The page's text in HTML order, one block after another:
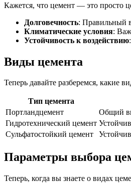
Кажется, что цемент — это просто
Долговечность: Правильный
Климатические условия:
Устойчивость к воздействию
Виды цемента
Теперь давайте разберемся, какие
Тип цемента
Портландцемент
Общий
Гидротехнический цемент
Сульфатостойкий цемент
Параметры выбора
Теперь, когда вы знаете о видах